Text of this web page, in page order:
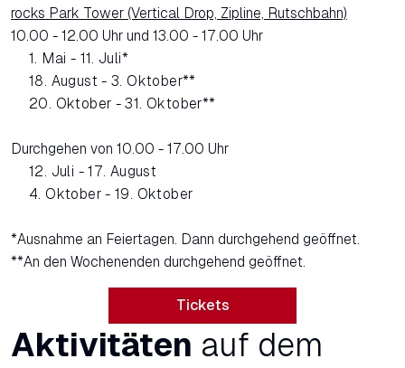
rocks Park Tower (Vertical Drop, Zipline, Rutschbahn)
10.00 - 12.00 Uhr und 13.00 - 17.00 Uhr
1. Mai - 11. Juli*
18. August - 3. Oktober**
20. Oktober - 31. Oktober**
Durchgehen von 10.00 - 17.00 Uhr
12. Juli - 17. August
4. Oktober - 19. Oktober
*Ausnahme an Feiertagen. Dann durchgehend geöffnet.
**An den Wochenenden durchgehend geöffnet.
Tickets
Aktivitäten auf dem